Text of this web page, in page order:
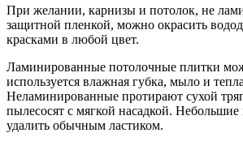
При желании, карнизы и потолок, не
защитной пленкой, можно окрасить
красками в любой цвет.
Ламинированные потолочные плитки
используется влажная губка, мыло и
Неламинированные протирают сухой
пылесосят с мягкой насадкой.
удалить обычным ластиком.